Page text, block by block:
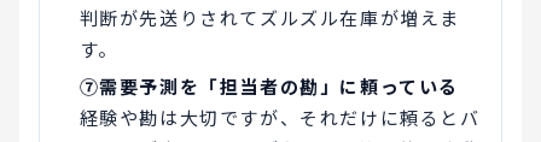
判断が先送りされてズルズル在庫が増えま
す。
⑦需要予測を「担当者の勘」に頼っている
経験や勘は大切ですが、それだけに頼るとバ